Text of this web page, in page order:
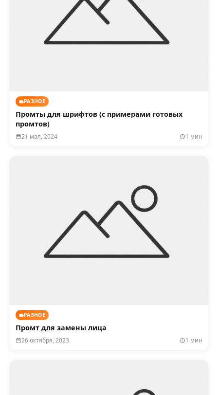
РАЗНОЕ
Промты для шрифтов (с примерами готовых
промтов)
21 мая, 2024 1 мин
РАЗНОЕ
Промт для замены лица
26 октября, 2023 1 мин